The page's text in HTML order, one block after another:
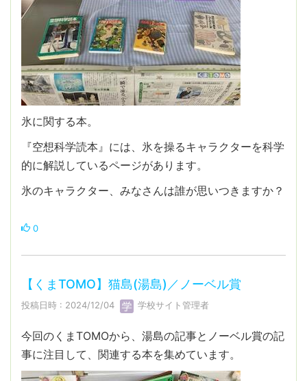
氷に関する本。
『空想科学読本』には、氷を操るキャラクターを科学
的に解説しているページがあります。
氷のキャラクター、みなさんは誰が思いつきますか？
0
【くまTOMO】猫島(湯島)／ノーベル賞
投稿日時 : 2024/12/04 学校サイト管理者
今回のくまTOMOから、湯島の記事とノーベル賞の記
事に注目して、関連する本を集めています。